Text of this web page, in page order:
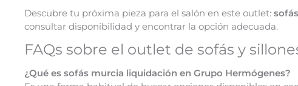
Descubre tu próxima pieza para el salón en este outlet:
consultar disponibilidad y encontrar la opción adecuada.
FAQs sobre el outlet de sofás y
¿Qué es sofás murcia liquidación en Grupo Hermógenes?